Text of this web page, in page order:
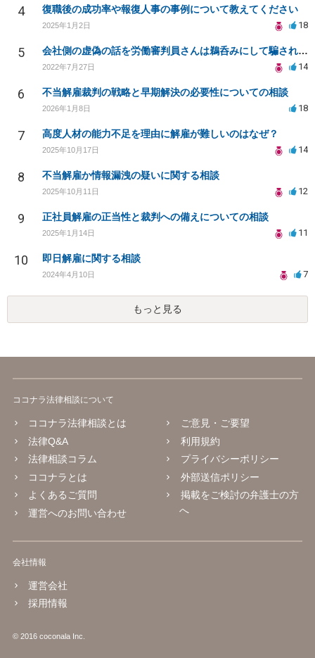
4 復職後の成功率や報復人事の事例について教えてください
2025年1月2日 18
5 会社側の虚偽の話を労働審判員さんは鵜呑みにして騙されてしまいました。
2022年7月27日 14
6 不当解雇裁判の戦略と早期解決の必要性についての相談
2026年1月8日 18
7 高度人材の能力不足を理由に解雇が難しいのはなぜ？
2025年10月17日 14
8 不当解雇か情報漏洩の疑いに関する相談
2025年10月11日 12
9 正社員解雇の正当性と裁判への備えについての相談
2025年1月14日 11
10 即日解雇に関する相談
2024年4月10日 7
もっと見る
ココナラ法律相談について
ココナラ法律相談とは
法律Q&A
法律相談コラム
ココナラとは
よくあるご質問
運営へのお問い合わせ
ご意見・ご要望
利用規約
プライバシーポリシー
外部送信ポリシー
掲載をご検討の弁護士の方
へ
会社情報
運営会社
採用情報
© 2016 coconala Inc.